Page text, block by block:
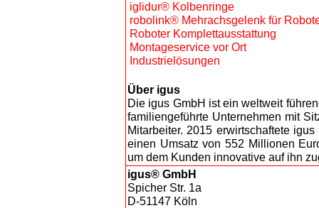
iglidur® Kolbenringe
robolink® Mehrachsgelenk für
Roboter Komplettausstattung
Montageservice vor Ort
Industrielösungen
Über igus
Die igus GmbH ist ein weltweit
familiengeführte Unternehmen mit
Mitarbeiter. 2015 erwirtschaftete
einen Umsatz von 552 Millionen
um dem Kunden innovative auf ihn
igus® GmbH
Spicher Str. 1a
D-51147 Köln